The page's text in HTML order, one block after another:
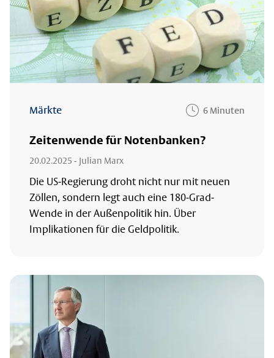
Märkte 6 Minuten
Zeitenwende für Notenbanken?
20.02.2025 - Julian Marx
Die US-Regierung droht nicht nur mit neuen
Zöllen, sondern legt auch eine 180-Grad-
Wende in der Außenpolitik hin. Über
Implikationen für die Geldpolitik.